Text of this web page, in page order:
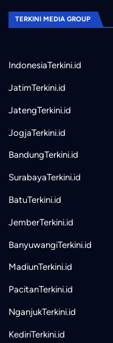
TERKINI MEDIA GROUP
IndonesiaTerkini.id
JatimTerkini.id
JatengTerkini.id
JogjaTerkini.id
BandungTerkini.id
SurabayaTerkini.id
BatuTerkini.id
JemberTerkini.id
BanyuwangiTerkini.id
MadiunTerkini.id
PacitanTerkini.id
NganjukTerkini.id
KediriTerkini.id